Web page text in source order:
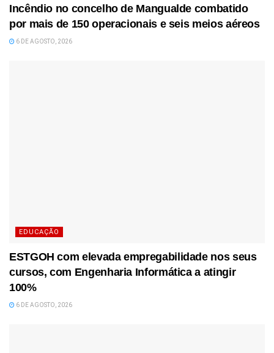
Incêndio no concelho de Mangualde combatido
por mais de 150 operacionais e seis meios aéreos
6 DE AGOSTO, 2026
EDUCAÇÃO
ESTGOH com elevada empregabilidade nos seus
cursos, com Engenharia Informática a atingir
100%
6 DE AGOSTO, 2026